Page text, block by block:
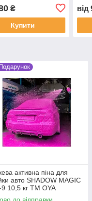
₴
Купити
від
Подарунок
активна піна для
авто SHADOW MAGIC
9 10,5 кг ТМ OYA